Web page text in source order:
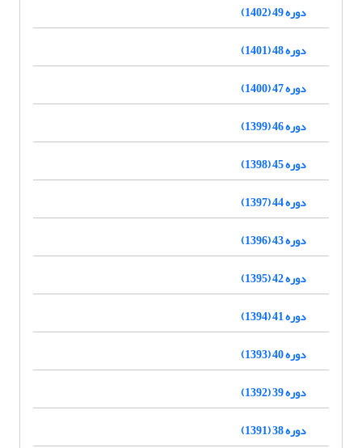
دوره 49 (1402)
دوره 48 (1401)
دوره 47 (1400)
دوره 46 (1399)
دوره 45 (1398)
دوره 44 (1397)
دوره 43 (1396)
دوره 42 (1395)
دوره 41 (1394)
دوره 40 (1393)
دوره 39 (1392)
دوره 38 (1391)